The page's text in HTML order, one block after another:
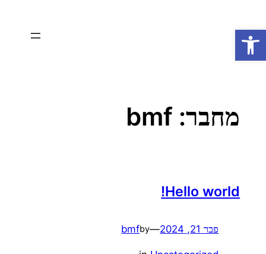
פתח סרגל נגישות
מחבר: bmf
Hello world!
פבר 21, 2024 —
by
bmf